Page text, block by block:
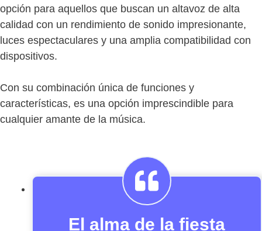
opción para aquellos que buscan un altavoz de alta
calidad con un rendimiento de sonido impresionante,
luces espectaculares y una amplia compatibilidad con
dispositivos.
Con su combinación única de funciones y
características, es una opción imprescindible para
cualquier amante de la música.
El alma de la fiesta